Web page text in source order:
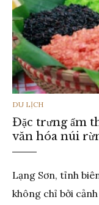
THỂ
LOẠI
DU LỊCH
Đặc trưng ẩm
văn hóa núi
Lạng Sơn, tỉnh
không chỉ bởi